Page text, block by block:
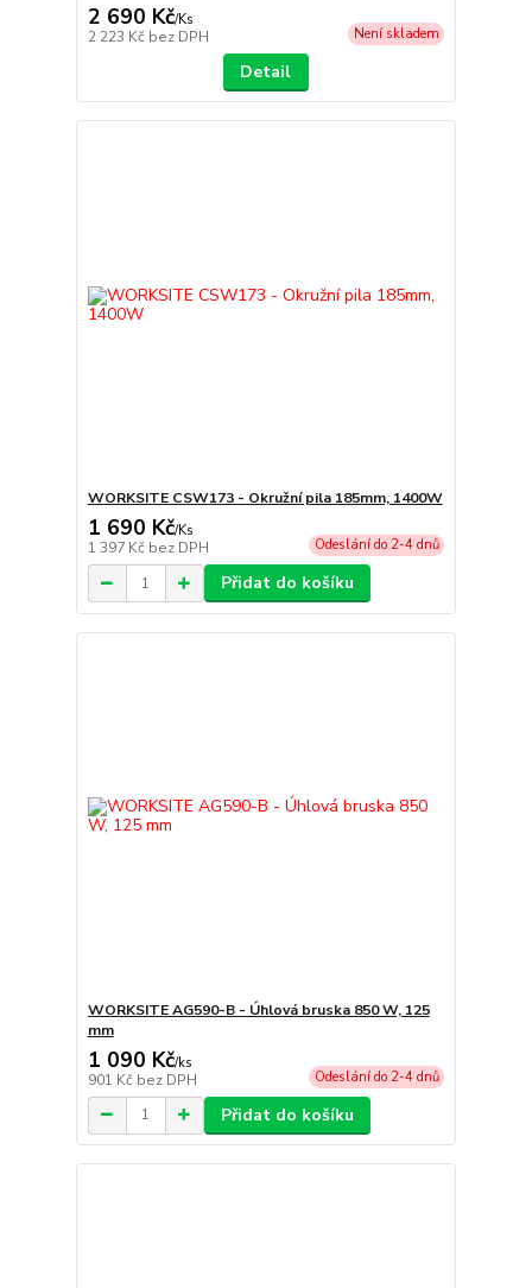
2 690 Kč/Ks
2 223 Kč bez DPH Není skladem
Detail
WORKSITE CSW173 - Okružní pila 185mm, 1400W
1 690 Kč/Ks
1 397 Kč bez DPH Odeslání do 2-4 dnů
Přidat do košíku
WORKSITE AG590-B - Úhlová bruska 850 W, 125
mm
1 090 Kč/ks
901 Kč bez DPH Odeslání do 2-4 dnů
Přidat do košíku